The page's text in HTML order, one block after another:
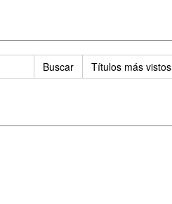
Buscar Títulos más vistos